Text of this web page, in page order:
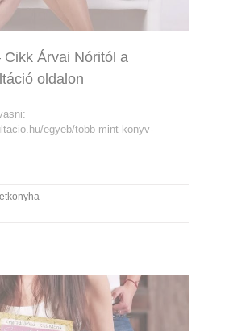
Árvai Nóritól a
oldalon
egyeb/tobb-mint-konyv-